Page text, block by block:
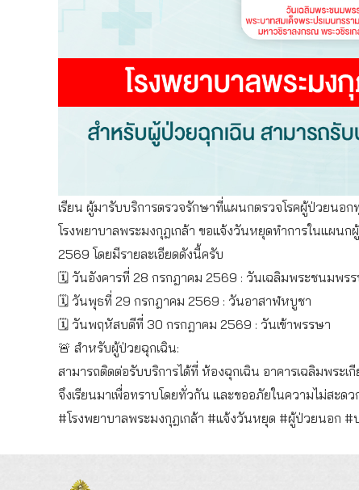
เรียน ผู้มารับบริการตรวจรักษาที่แผนกตรวจโรคผู้ป่วยนอก
โรงพยาบาลพระมงกุฎเกล้า ขอแจ้งวันหยุดทำการในแผ
2569 โดยมีรายละเอียดดังนี้ครับ
🗓️ วันอังคารที่ 28 กรกฎาคม 2569 : วันเฉลิมพระชนมพร
🗓️ วันพุธที่ 29 กรกฎาคม 2569 : วันอาสาฬหบูชา
🗓️ วันพฤหัสบดีที่ 30 กรกฎาคม 2569 : วันเข้าพรรษา
🚨 สำหรับผู้ป่วยฉุกเฉิน:
สามารถติดต่อรับบริการได้ที่ ห้องฉุกเฉิน อาคารเฉลิมพระเ
จึงเรียนมาเพื่อทราบโดยทั่วกัน และขออภัยในความไม่สะ
#โรงพยาบาลพระมงกุฎเกล้า #แจ้งวันหยุด #ผู้ป่วยนอก #